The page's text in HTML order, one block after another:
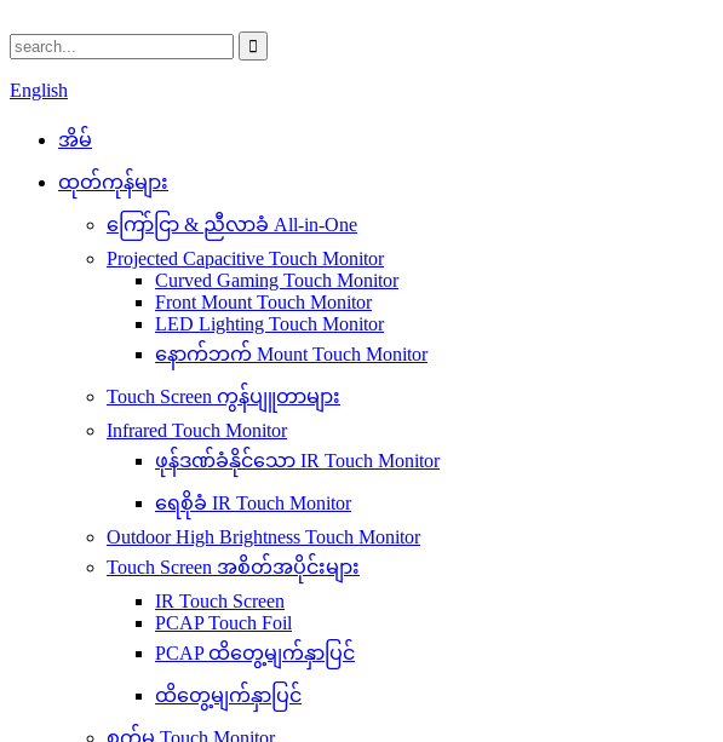
English
အိမ်
ထုတ်ကုန်များ
ကြော်ငြာ & ညီလာခံ All-in-One
Projected Capacitive Touch Monitor
Curved Gaming Touch Monitor
Front Mount Touch Monitor
LED Lighting Touch Monitor
နောက်ဘက် Mount Touch Monitor
Touch Screen ကွန်ပျူတာများ
Infrared Touch Monitor
ဖုန်ဒဏ်ခံနိုင်သော IR Touch Monitor
ရေစိုခံ IR Touch Monitor
Outdoor High Brightness Touch Monitor
Touch Screen အစိတ်အပိုင်းများ
IR Touch Screen
PCAP Touch Foil
PCAP ထိတွေ့မျက်နှာပြင်
ထိတွေ့မျက်နှာပြင်
စက်မှု Touch Monitor